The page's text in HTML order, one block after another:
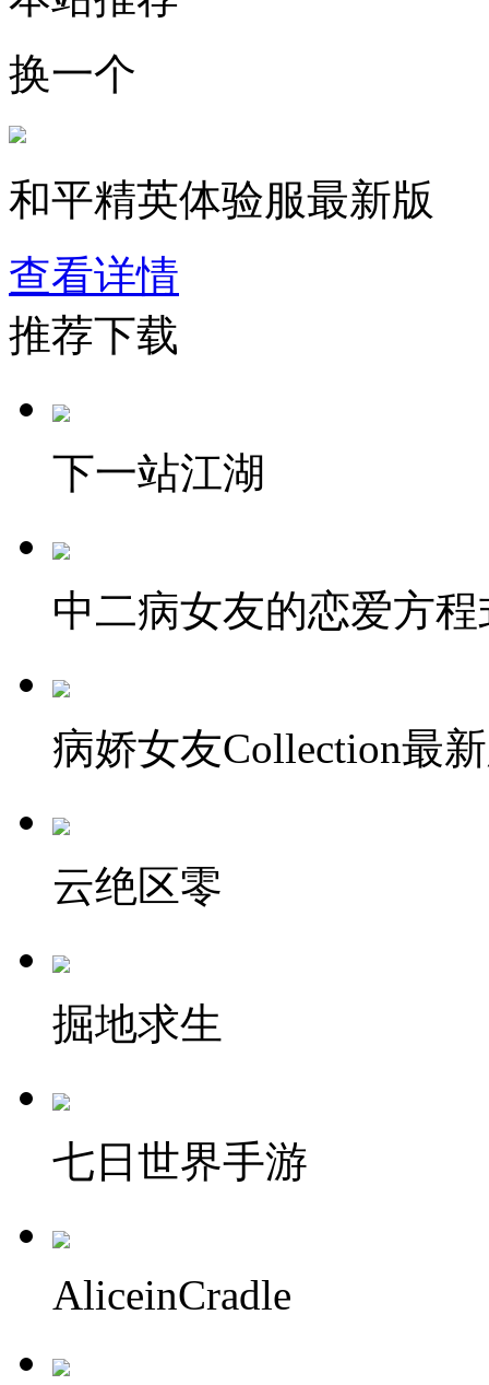
换一个
和平精英体验服最新版
查看详情
推荐下载
下一站江湖
中二病女友的恋爱方
病娇女友Collection最
云绝区零
掘地求生
七日世界手游
AliceinCradle